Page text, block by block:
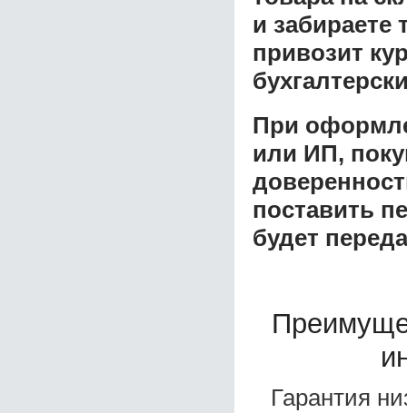
и забираете
привозит
При
или ИП,
поставить
будет
Гарантия